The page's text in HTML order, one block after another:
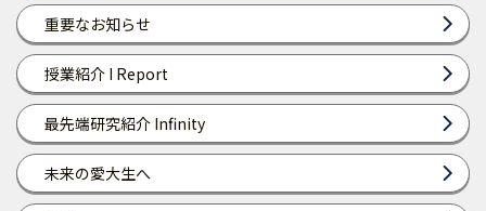
重要なお知らせ
授業紹介 I Report
最先端研究紹介 Infinity
未来の愛大生へ